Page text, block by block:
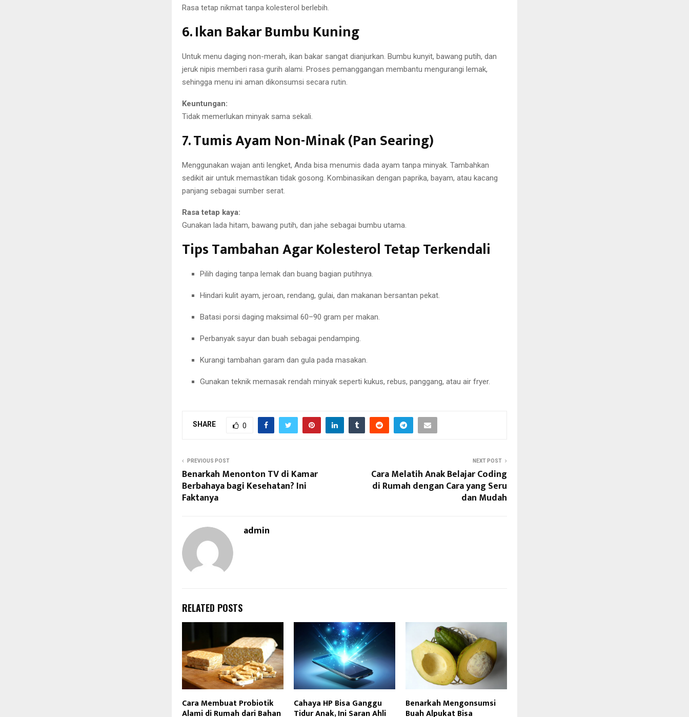
Rasa tetap nikmat tanpa kolesterol berlebih.
6. Ikan Bakar Bumbu Kuning
Untuk menu daging non-merah, ikan bakar sangat dianjurkan. Bumbu kunyit, bawang putih, dan
jeruk nipis memberi rasa gurih alami. Proses pemanggangan membantu mengurangi lemak,
sehingga menu ini aman dikonsumsi secara rutin.
Keuntungan:
Tidak memerlukan minyak sama sekali.
7. Tumis Ayam Non-Minak (Pan Searing)
Menggunakan wajan anti lengket, Anda bisa menumis dada ayam tanpa minyak. Tambahkan
sedikit air untuk memastikan tidak gosong. Kombinasikan dengan paprika, bayam, atau kacang
panjang sebagai sumber serat.
Rasa tetap kaya:
Gunakan lada hitam, bawang putih, dan jahe sebagai bumbu utama.
Tips Tambahan Agar Kolesterol Tetap Terkendali
Pilih daging tanpa lemak dan buang bagian putihnya.
Hindari kulit ayam, jeroan, rendang, gulai, dan makanan bersantan pekat.
Batasi porsi daging maksimal 60–90 gram per makan.
Perbanyak sayur dan buah sebagai pendamping.
Kurangi tambahan garam dan gula pada masakan.
Gunakan teknik memasak rendah minyak seperti kukus, rebus, panggang, atau air fryer.
SHARE 0
PREVIOUS POST
Benarkah Menonton TV di Kamar
Berbahaya bagi Kesehatan? Ini
Faktanya
NEXT POST
Cara Melatih Anak Belajar Coding
di Rumah dengan Cara yang Seru
dan Mudah
admin
RELATED POSTS
Cara Membuat Probiotik
Alami di Rumah dari Bahan
Cahaya HP Bisa Ganggu
Tidur Anak, Ini Saran Ahli
Benarkah Mengonsumsi
Buah Alpukat Bisa